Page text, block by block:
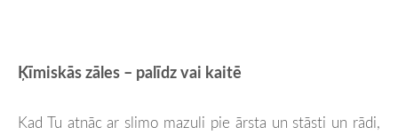
Ķīmiskās zāles – palīdz vai kaitē
Kad Tu atnāc ar slimo mazuli pie ārsta un stāsti un rādi,